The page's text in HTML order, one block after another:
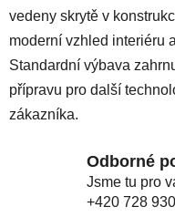
vedeny skrytě v
moderní vzhled interiéru
Standardní výbava
přípravu pro další
zákazníka.
Odborné
Jsme tu pro
+420 728